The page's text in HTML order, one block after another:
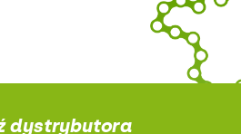
dystrybutora